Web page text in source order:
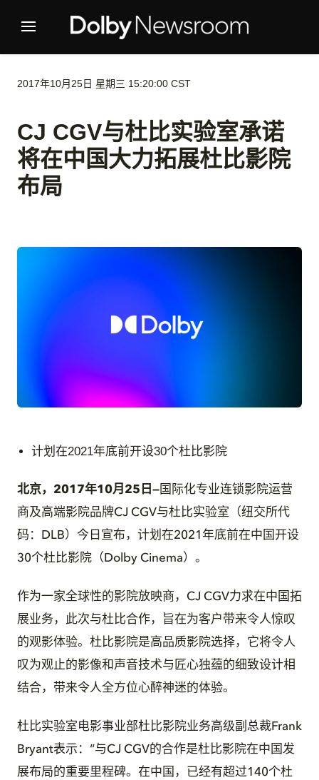
2017年10月25日 星期三 15:20:00 CST
CJ CGV与杜比实验室承诺
将在中国大力拓展杜比影院
布局
计划在2021年底前开设30个杜比影院
北京，2017年10月25日 —国际化专业连锁影院运营
商及高端影院品牌CJ CGV与杜比实验室（纽交所代
码：DLB）今日宣布，计划在2021年底前在中国开设
30个杜比影院（Dolby Cinema）。
作为一家全球性的影院放映商，CJ CGV力求在中国拓
展业务，此次与杜比合作，旨在为客户带来令人惊叹
的观影体验。杜比影院是高品质影院选择，它将令人
叹为观止的影像和声音技术与匠心独蕴的细致设计相
结合，带来令人全方位心醉神迷的体验。
杜比实验室电影事业部杜比影院业务高级副总裁Frank
Bryant表示：“与CJ CGV的合作是杜比影院在中国发
展布局的重要里程碑。在中国，已经有超过140个杜